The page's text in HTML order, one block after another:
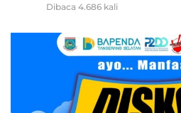
Dibaca 4.686 kali